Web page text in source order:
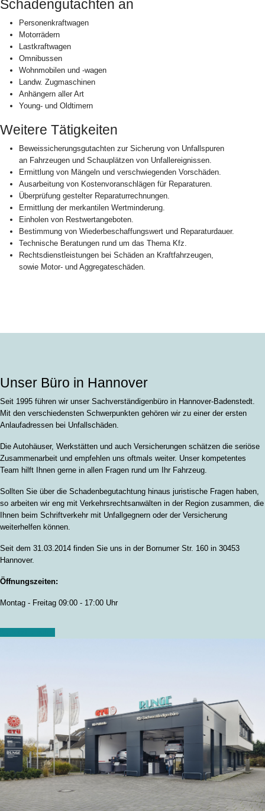
Schadengutachten an
Personenkraftwagen
Motorrädern
Lastkraftwagen
Omnibussen
Wohnmobilen und -wagen
Landw. Zugmaschinen
Anhängern aller Art
Young- und Oldtimern
Weitere Tätigkeiten
Beweissicherungsgutachten zur Sicherung von Unfallspuren
an Fahrzeugen und Schauplätzen von Unfallereignissen.
Ermittlung von Mängeln und verschwiegenden Vorschäden.
Ausarbeitung von Kostenvoranschlägen für Reparaturen.
Überprüfung gestelter Reparaturrechnungen.
Ermittlung der merkantilen Wertminderung.
Einholen von Restwertangeboten.
Bestimmung von Wiederbeschaffungswert und Reparaturdauer.
Technische Beratungen rund um das Thema Kfz.
Rechtsdienstleistungen bei Schäden an Kraftfahrzeugen,
sowie Motor- und Aggregateschäden.
Unser Büro in Hannover
Seit 1995 führen wir unser Sachverständigenbüro in Hannover-Badenstedt.
Mit den verschiedensten Schwerpunkten gehören wir zu einer der ersten
Anlaufadressen bei Unfallschäden.
Die Autohäuser, Werkstätten und auch Versicherungen schätzen die seriöse
Zusammenarbeit und empfehlen uns oftmals weiter. Unser kompetentes
Team hilft Ihnen gerne in allen Fragen rund um Ihr Fahrzeug.
Sollten Sie über die Schadenbegutachtung hinaus juristische Fragen haben,
so arbeiten wir eng mit Verkehrsrechtsanwälten in der Region zusammen, die
Ihnen beim Schriftverkehr mit Unfallgegnern oder der Versicherung
weiterhelfen können.
Seit dem 31.03.2014 finden Sie uns in der Bornumer Str. 160 in 30453
Hannover.
Öffnungszeiten:
Montag - Freitag 09:00 - 17:00 Uhr